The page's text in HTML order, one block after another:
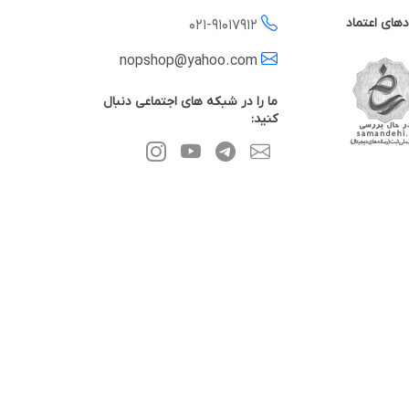
اعتماد 021-91017912
ما را در شبکه های اجتماعی دنبال
کنید: